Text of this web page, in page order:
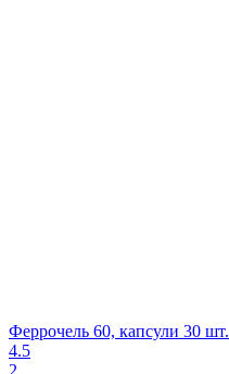
Феррочель 60, капсули 30 шт.
4.5
2